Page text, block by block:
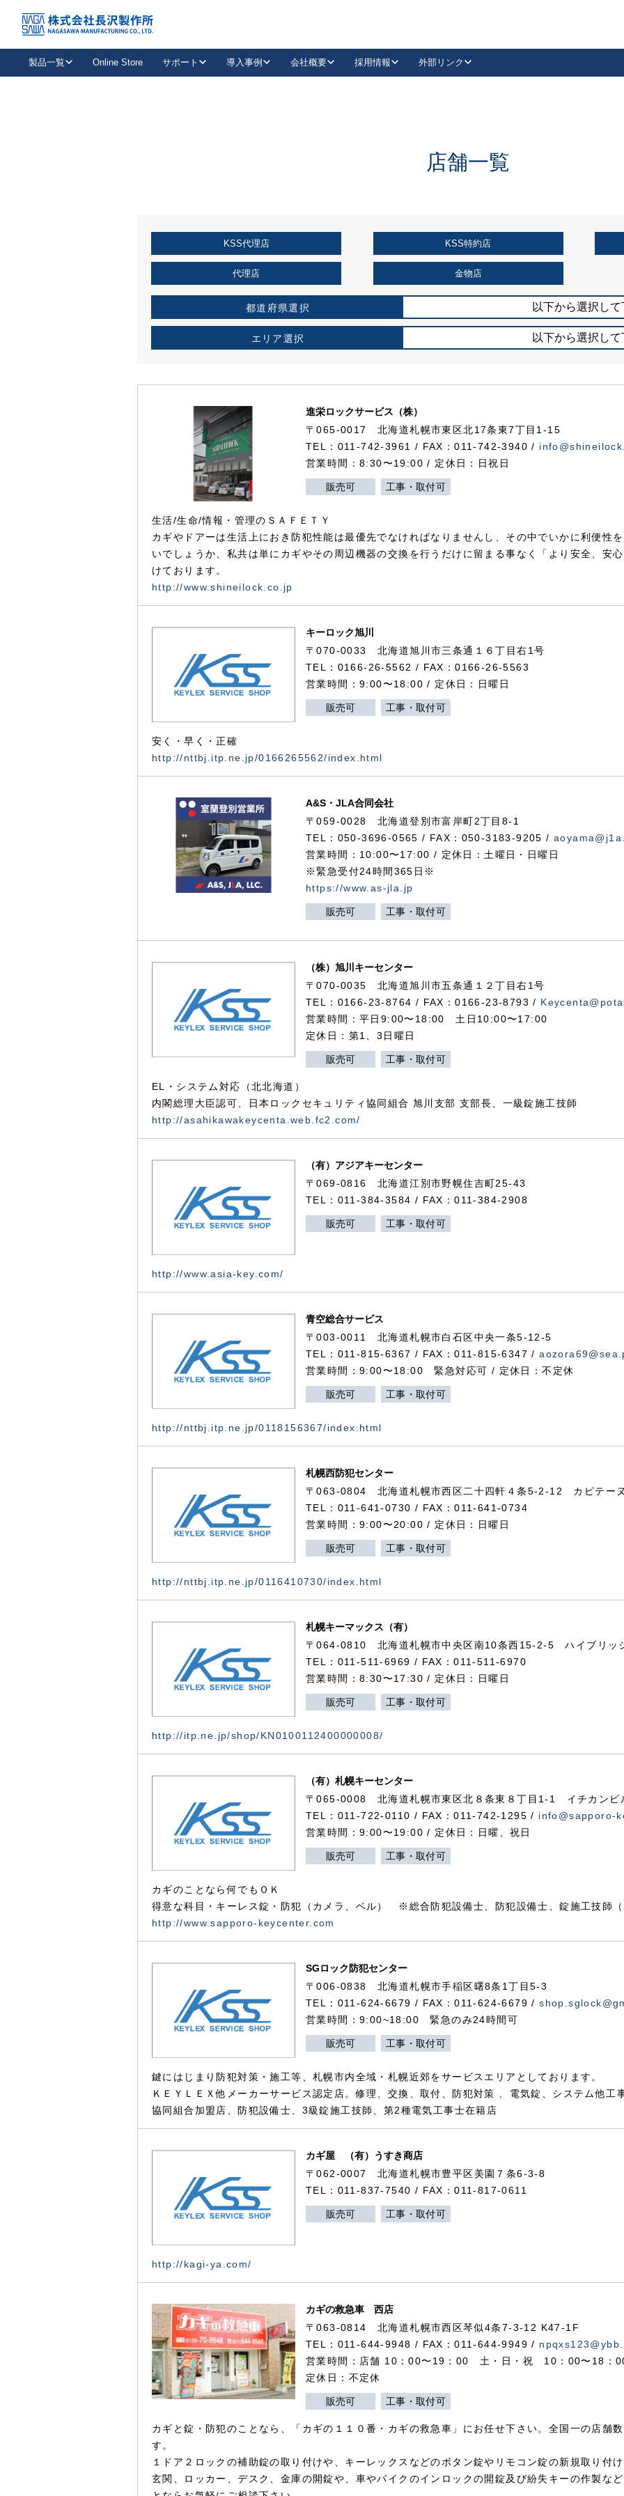
製品一覧
抗ウイルス・抗菌製品
キーレックスを品番からお探しいただけます。
Online Store サポート
取扱店情報
お役立ち情報
導入事例
企業様採用事例
会社概要 採用情報 外部リンク
LinkedIn
KSS加盟店・取扱店情報
店舗一覧
店舗一覧
KSS代理店 KSS特約店
代理店 金物店
都道府県選択 以下から選択し
エリア選択 以下から選択し
進栄ロックサービス（株）
〒065-0017 北海道札幌市東区北17条東7丁目1-15
TEL：011-742-3961 / FAX：011-742-3940 /
営業時間：8:30〜19:00 / 定休日：日祝日
販売可 工事・取付可
生活/生命/情報・管理のＳＡＦＥＴＹ
カギやドアーは生活上におき防犯性能は最優先でなければなりませんし、その中でいかに利便性
いでしょうか、私共は単にカギやその周辺機器の交換を行うだけに留まる事なく「より安全、安
けております。
http://www.shineilock.co.jp
キーロック旭川
〒070-0033 北海道旭川市三条通１６丁目右1号
TEL：0166-26-5562 / FAX：0166-26-5563
営業時間：9:00〜18:00 / 定休日：日曜日
販売可 工事・取付可
安く・早く・正確
http://nttbj.itp.ne.jp/0166265562/index.html
A&S・JLA合同会社
〒059-0028北海道登別市富岸町2丁目 8-1
TEL：050-3696-0565 / FAX：050-3183-9205 /
営業時間：10:00〜17:00 / 定休日：土曜日・日曜日
※緊急受付24時間365日※
https://www.as-jla.jp
販売可 工事・取付可
（株）旭川キーセンター
〒070-0035 北海道旭川市五条通１２丁目右1号
TEL：0166-23-8764 / FAX：0166-23-8793 /
営業時間：平日9:00〜18:00 土日10:00〜17:00
定休日：第1、3日曜日
販売可 工事・取付可
EL・システム対応（北北海道）
内閣総理大臣認可、日本ロックセキュリティ協同組合 旭川支部 支部長、一級錠施工技師
http://asahikawakeycenta.web.fc2.com/
（有）アジアキーセンター
〒069-0816 北海道江別市野幌住吉町25-43
TEL：011-384-3584 / FAX：011-384-2908
販売可 工事・取付可
http://www.asia-key.com/
青空総合サービス
〒003-0011 北海道札幌市白石区中央一条5-12-5
TEL：011-815-6367 / FAX：011-815-6347 /
営業時間：9:00〜18:00 緊急対応可 / 定休日：不定休
販売可 工事・取付可
http://nttbj.itp.ne.jp/0118156367/index.html
札幌西防犯センター
〒063-0804 北海道札幌市西区二十四軒４条5-2-12 カピテー
TEL：011-641-0730 / FAX：011-641-0734
営業時間：9:00〜20:00 / 定休日：日曜日
販売可 工事・取付可
http://nttbj.itp.ne.jp/0116410730/index.html
札幌キーマックス（有）
〒064-0810 北海道札幌市中央区南10条西15-2-5 ハイブリッ
TEL：011-511-6969 / FAX：011-511-6970
営業時間：8:30〜17:30 / 定休日：日曜日
販売可 工事・取付可
http://itp.ne.jp/shop/KN0100112400000008/
（有）札幌キーセンター
〒065-0008 北海道札幌市東区北８条東８丁目1-1 イチカンビ
TEL：011-722-0110 / FAX：011-742-1295 / info@sapporo-
営業時間：9:00〜19:00 / 定休日：日曜、祝日
販売可 工事・取付可
カギのことなら何でもＯＫ
得意な科目・キーレス錠・防犯（カメラ、ベル） ※総合防犯設備士、防犯設備士、錠施工技師
http://www.sapporo-keycenter.com
SGロック防犯センター
〒006-0838 北海道札幌市手稲区曙8条1丁目5-3
TEL：011-624-6679 / FAX：011-624-6679 /
営業時間：9:00~18:00 緊急のみ24時間可
販売可 工事・取付可
鍵にはじまり防犯対策・施工等、札幌市内全域・札幌近郊をサービスエリアとしております。
ＫＥＹＬＥＸ他メーカーサービス認定店。修理、交換、取付、防犯対策 、電気錠、システム他工
協同組合加盟店、防犯設備士、3級錠施工技師、第2種電気工事士在籍店
カギ屋 （有）うすき商店
〒062-0007 北海道札幌市豊平区美園７条6-3-8
TEL：011-837-7540 / FAX：011-817-0611
販売可 工事・取付可
http://kagi-ya.com/
カギの救急車 西店
〒063-0814 北海道札幌市西区琴似4条7-3-12 K47-1F
TEL：011-644-9948 / FAX：011-644-9949 /
営業時間：店舗 10：00〜19：00 土・日・祝 10：00〜18：
定休日：不定休
販売可 工事・取付可
カギと錠・防犯のことなら、「カギの１１０番・カギの救急車」にお任せ下さい。全国一の店舗
す。
１ドア２ロックの補助錠の取り付けや、キーレックスなどのボタン錠やリモコン錠の新規取り付
玄関、ロッカー、デスク、金庫の開錠や、車やバイクのインロックの開錠及び紛失キーの作製な